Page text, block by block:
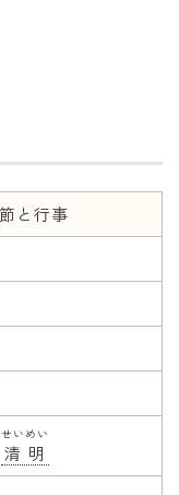
と行事
清明
せいめい